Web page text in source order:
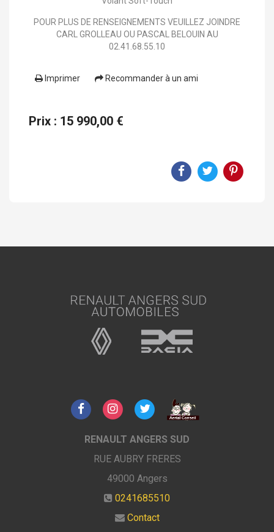
POUR PLUS DE RENSEIGNEMENTS VEUILLEZ JOINDRE
CARL GROLLEAU OU PASCAL BELOUIN AU
02.41.68.55.10
Imprimer Recommander à un ami
Prix : 15 990,00 €
RENAULT ANGERS SUD
RUE AUBRY FRERES
49000 Angers
0241685510
Contact